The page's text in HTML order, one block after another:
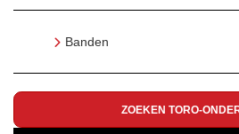
Banden
ZOEKEN TORO-